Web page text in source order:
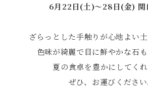
6月22日(土)〜28日(金) 関
ざらっとした手触りが心地よい
色味が綺麗で目に鮮やかな石
夏の食卓を豊かにしてくれ
ぜひ、お運びください